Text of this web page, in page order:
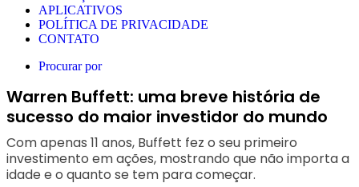
APLICATIVOS
POLÍTICA DE PRIVACIDADE
CONTATO
Procurar por
Warren Buffett: uma breve história de
sucesso do maior investidor do mundo
Com apenas 11 anos, Buffett fez o seu primeiro
investimento em ações, mostrando que não importa a
idade e o quanto se tem para começar.